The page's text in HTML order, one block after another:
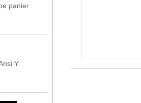
panier
Y